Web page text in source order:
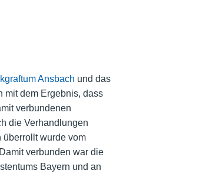
Ansbach und das
mit dem Ergebnis, dass
verbundenen
die Verhandlungen
wurde vom
verbunden war die
Bayern und an